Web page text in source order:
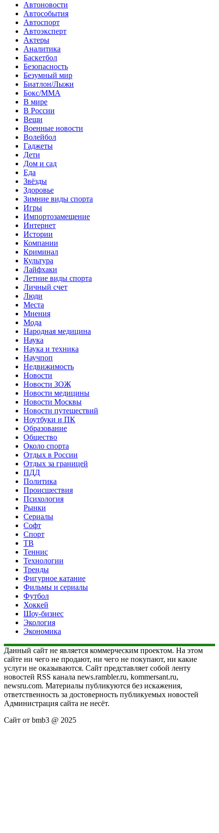
Автоновости
Автособытия
Автоспорт
Автоэксперт
Актеры
Аналитика
Баскетбол
Безопасность
Безумный мир
Биатлон/Лыжи
Бокс/MMA
В мире
В России
Вещи
Военные новости
Волейбол
Гаджеты
Дети
Дом и сад
Еда
Звёзды
Здоровье
Зимние виды спорта
Игры
Импортозамещение
Интернет
Истории
Компании
Криминал
Культура
Лайфхаки
Летние виды спорта
Личный счет
Люди
Места
Мнения
Мода
Народная медицина
Наука
Наука и техника
Научпоп
Недвижимость
Новости
Новости ЗОЖ
Новости медицины
Новости Москвы
Новости путешествий
Ноутбуки и ПК
Образование
Общество
Около спорта
Отдых в России
Отдых за границей
ПДД
Политика
Происшествия
Психология
Рынки
Сериалы
Софт
Спорт
ТВ
Теннис
Технологии
Тренды
Фигурное катание
Фильмы и сериалы
Футбол
Хоккей
Шоу-бизнес
Экология
Экономика
Данный сайт не является коммерческим проектом. На этом
сайте ни чего не продают, ни чего не покупают, ни какие
услуги не оказываются. Сайт представляет собой ленту
новостей RSS канала news.rambler.ru, kommersant.ru,
newsru.com. Материалы публикуются без искажения,
ответственность за достоверность публикуемых новостей
Администрация сайта не несёт.
Сайт от bmb3 @ 2025